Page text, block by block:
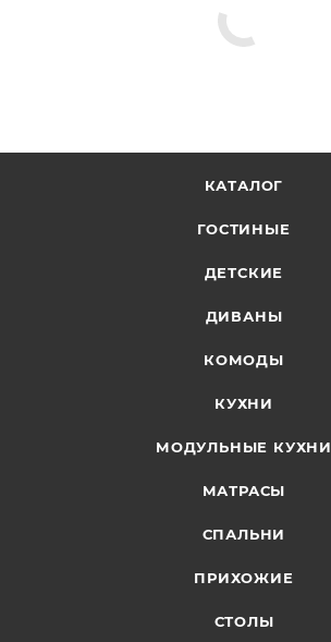
КАТАЛОГ
ГОСТИНЫЕ
ДЕТСКИЕ
ДИВАНЫ
КОМОДЫ
КУХНИ
МОДУЛЬНЫЕ КУХНИ
МАТРАСЫ
СПАЛЬНИ
ПРИХОЖИЕ
СТОЛЫ